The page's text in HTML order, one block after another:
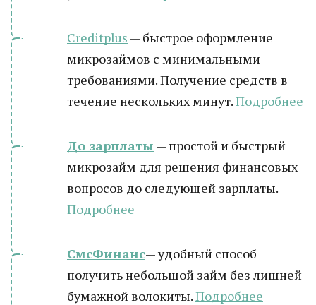
Creditplus — быстрое оформление
микрозаймов с минимальными
требованиями. Получение средств в
течение нескольких минут.Подробнее
До зарплаты — простой и быстрый
микрозайм для решения финансовых
вопросов до следующей зарплаты.
Подробнее
СмсФинанс— удобный способ
получить небольшой займ без лишней
бумажной волокиты.Подробнее